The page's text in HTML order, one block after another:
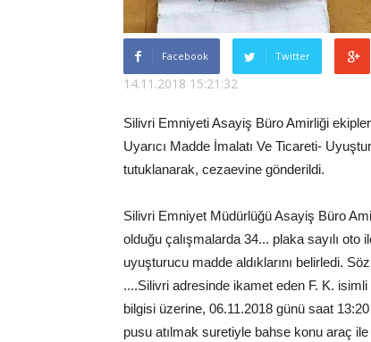
Facebook Twitter
14.11.2018 15:21:32
Silivri Emniyeti Asayiş Büro Amirliği
Uyarıcı Madde İmalatı Ve Ticareti-
tutuklanarak, cezaevine gönderildi.
Silivri Emniyet Müdürlüğü Asayiş Büro
olduğu çalışmalarda 34... plaka sayılı
uyuşturucu madde aldıklarını belirledi.
....Silivri adresinde ikamet eden F. K. isimli
bilgisi üzerine, 06.11.2018 günü saat
pusu atılmak suretiyle bahse konu araç